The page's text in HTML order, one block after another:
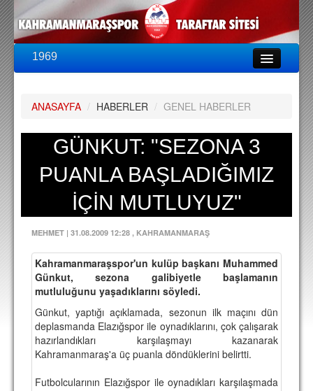
1969
PUAN DURUMU
FİKSTÜR
A TAKIM KADROSU
TEKNİK KADRO
TRANSFERLER
TARAFTAR
BİLETLER
DEPLASMAN
LİSANSLI ÜRÜNLER
MULTİMEDYA
ANASAYFA / HABERLER / GENEL HABERLER
GÜNKUT: "SEZONA 3
PUANLA BAŞLADIĞIMIZ
İÇİN MUTLUYUZ"
MEHMET | 31.08.2009 12:28 , KAHRAMANMARAŞ
Kahramanmaraşspor'un kulüp başkanı Muhammed
Günkut, sezona galibiyetle başlamanın
mutluluğunu yaşadıklarını söyledi.
Günkut, yaptığı açıklamada, sezonun ilk maçını dün
deplasmanda Elazığspor ile oynadıklarını, çok çalışarak
hazırlandıkları karşılaşmayı kazanarak
Kahramanmaraş'a üç puanla döndüklerini belirtti.
Futbolcularının Elazığspor ile oynadıkları karşılaşmada